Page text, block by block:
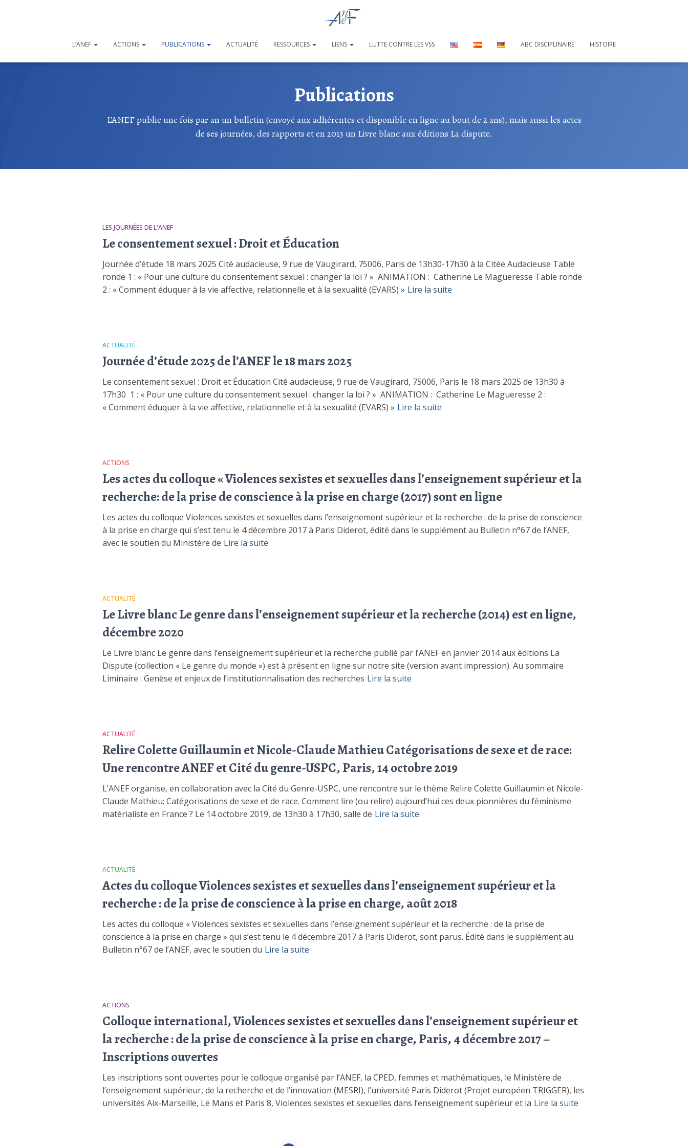
L’ANEF ACTIONS PUBLICATIONS ACTUALITÉ RESSOURCES LIENS LUTTE CONTRE LES VSS ABC DISCIPLINAIRE HISTOIRE
Publications
L’ANEF publie une fois par an un bulletin (envoyé aux adhérentes et disponible en ligne au bout de 2 ans), mais aussi les actes
de ses journées, des rapports et en 2013 un Livre blanc aux éditions La dispute.
LES JOURNÉES DE L'ANEF
Le consentement sexuel : Droit et Éducation
Journée d’étude 18 mars 2025 Cité audacieuse, 9 rue de Vaugirard, 75006, Paris de 13h30-17h30 à la Citée Audacieuse Table
ronde 1 : « Pour une culture du consentement sexuel : changer la loi ? » ANIMATION : Catherine Le Magueresse Table ronde
2 : « Comment éduquer à la vie affective, relationnelle et à la sexualité (EVARS) » Lire la suite
ACTUALITÉ
Journée d’étude 2025 de l’ANEF le 18 mars 2025
Le consentement sexuel : Droit et Éducation Cité audacieuse, 9 rue de Vaugirard, 75006, Paris le 18 mars 2025 de 13h30 à
17h30 1 : « Pour une culture du consentement sexuel : changer la loi ? » ANIMATION : Catherine Le Magueresse 2 :
« Comment éduquer à la vie affective, relationnelle et à la sexualité (EVARS) » Lire la suite
ACTIONS
Les actes du colloque « Violences sexistes et sexuelles dans l’enseignement supérieur et la
recherche: de la prise de conscience à la prise en charge (2017) sont en ligne
Les actes du colloque Violences sexistes et sexuelles dans l’enseignement supérieur et la recherche : de la prise de conscience
à la prise en charge qui s’est tenu le 4 décembre 2017 à Paris Diderot, édité dans le supplément au Bulletin n°67 de l’ANEF,
avec le soutien du Ministère de Lire la suite
ACTUALITÉ
Le Livre blanc Le genre dans l’enseignement supérieur et la recherche (2014) est en ligne,
décembre 2020
Le Livre blanc Le genre dans l’enseignement supérieur et la recherche publié par l’ANEF en janvier 2014 aux éditions La
Dispute (collection « Le genre du monde ») est à présent en ligne sur notre site (version avant impression). Au sommaire
Liminaire : Genèse et enjeux de l’institutionnalisation des recherches Lire la suite
ACTUALITÉ
Relire Colette Guillaumin et Nicole-Claude Mathieu Catégorisations de sexe et de race:
Une rencontre ANEF et Cité du genre-USPC, Paris, 14 octobre 2019
L’ANEF organise, en collaboration avec la Cité du Genre-USPC, une rencontre sur le thème Relire Colette Guillaumin et Nicole-
Claude Mathieu; Catégorisations de sexe et de race. Comment lire (ou relire) aujourd’hui ces deux pionnières du féminisme
matérialiste en France ? Le 14 octobre 2019, de 13h30 à 17h30, salle de Lire la suite
ACTUALITÉ
Actes du colloque Violences sexistes et sexuelles dans l’enseignement supérieur et la
recherche : de la prise de conscience à la prise en charge, août 2018
Les actes du colloque « Violences sexistes et sexuelles dans l’enseignement supérieur et la recherche : de la prise de
conscience à la prise en charge » qui s’est tenu le 4 décembre 2017 à Paris Diderot, sont parus. Édité dans le supplément au
Bulletin n°67 de l’ANEF, avec le soutien du Lire la suite
ACTIONS
Colloque international, Violences sexistes et sexuelles dans l’enseignement supérieur et
la recherche : de la prise de conscience à la prise en charge, Paris, 4 décembre 2017 –
Inscriptions ouvertes
Les inscriptions sont ouvertes pour le colloque organisé par l’ANEF, la CPED, femmes et mathématiques, le Ministère de
l’enseignement supérieur, de la recherche et de l’innovation (MESRI), l’université Paris Diderot (Projet européen TRIGGER), les
universités Aix-Marseille, Le Mans et Paris 8, Violences sexistes et sexuelles dans l’enseignement supérieur et la Lire la suite